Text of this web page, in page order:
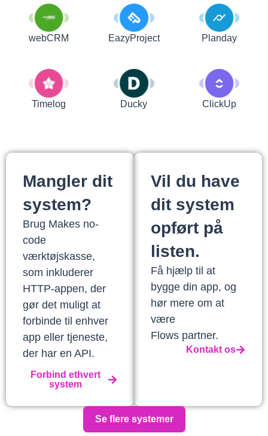
webCRM EazyProject Planday
Timelog Ducky ClickUp
Mangler dit
system?
Brug Makes no-
code
værktøjskasse,
som inkluderer
HTTP-appen, der
gør det muligt at
forbinde til enhver
app eller tjeneste,
der har en API.
Forbind ethvert
system
Vil du have
dit system
opført på
listen.
Få hjælp til at
bygge din app, og
hør mere om at
være
Flows partner.
Kontakt os
Se flere systemer